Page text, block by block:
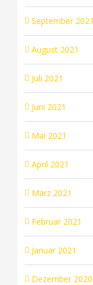
September 2021
August 2021
Juli 2021
Juni 2021
Mai 2021
April 2021
März 2021
Februar 2021
Januar 2021
Dezember 2020